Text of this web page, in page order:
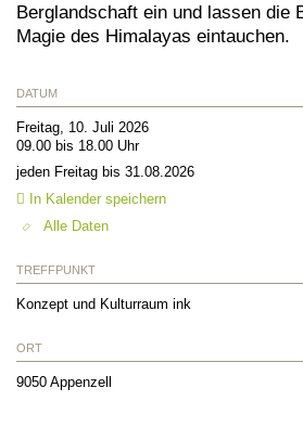
Berglandschaft ein und lassen die
Magie des Himalayas eintauchen.
DATUM
Freitag, 10. Juli 2026
09.00 bis 18.00 Uhr
jeden Freitag bis 31.08.2026
In Kalender speichern
Alle Daten
TREFFPUNKT
Konzept und Kulturraum ink
ORT
9050 Appenzell